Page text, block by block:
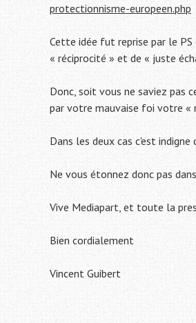
protectionnisme-europeen.php
Cette idée fut reprise par le
« réciprocité » et de « juste
Donc, soit vous ne saviez pas
par votre mauvaise foi votre «
Dans les deux cas c'est
Ne vous étonnez donc pas
Vive Mediapart, et toute la
Bien cordialement
Vincent Guibert